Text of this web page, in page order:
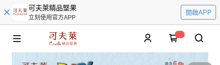
可夫萊精品堅果
立刻使用官方APP
開啟APP
0